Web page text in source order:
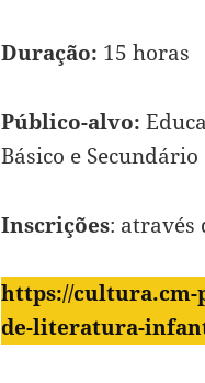
Duração: 15 horas
Público-alvo:
Básico e
Inscrições: através
https://
de-literatura-